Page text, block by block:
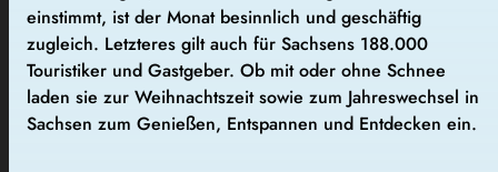
einstimmt, ist der Monat besinnlich und geschäftig
zugleich. Letzteres gilt auch für Sachsens 188.000
Touristiker und Gastgeber. Ob mit oder ohne Schnee
laden sie zur Weihnachtszeit sowie zum Jahreswechsel in
Sachsen zum Genießen, Entspannen und Entdecken ein.